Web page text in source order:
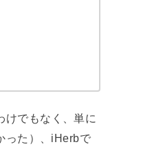
けでもなく、単に
った）、iHerbで